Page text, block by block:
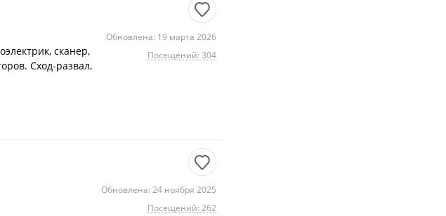
Обновлена: 19 марта 2026
Посещений: 304
сканер,
Сход-развал,
Обновлена: 24 ноября 2025
Посещений: 262